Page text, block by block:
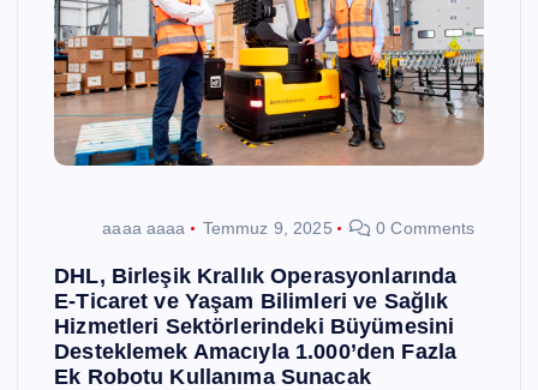
aaaa aaaa Temmuz 9, 2025 0 Comments
DHL, Birleşik Krallık Operasyonlarında
E-Ticaret ve Yaşam Bilimleri ve Sağlık
Hizmetleri Sektörlerindeki Büyümesini
Desteklemek Amacıyla 1.000’den Fazla
Ek Robotu Kullanıma Sunacak